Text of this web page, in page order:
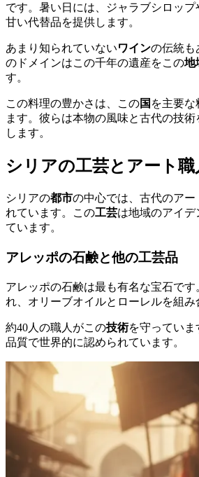
です。暑い日には、ジャラブシロッ
甘い代替品を提供します。
あまり知られていないワインの伝統も
のドメインはこの千年の遺産をこの地
す。
この料理の豊かさは、この国 を主要
ます。彼らは本物の風味と古代の技
します。
シリアの工芸とアート職
シリアの都市の中心では、古代のア
れています。この工芸は地域のアイデ
ています。
アレッポの石鹸と他の工芸品
アレッポの石鹸は最も有名な宝石です
れ、オリーブオイルとローレルを組み
約40人の職人がこの技術を守っていま
品質で世界的に認められています。